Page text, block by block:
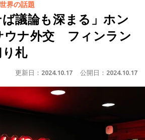
界の話題
ば議論も深まる」ホン
ウナ外交 フィンラン
り札
更新日： 2024.10.17 公開日： 2024.10.17